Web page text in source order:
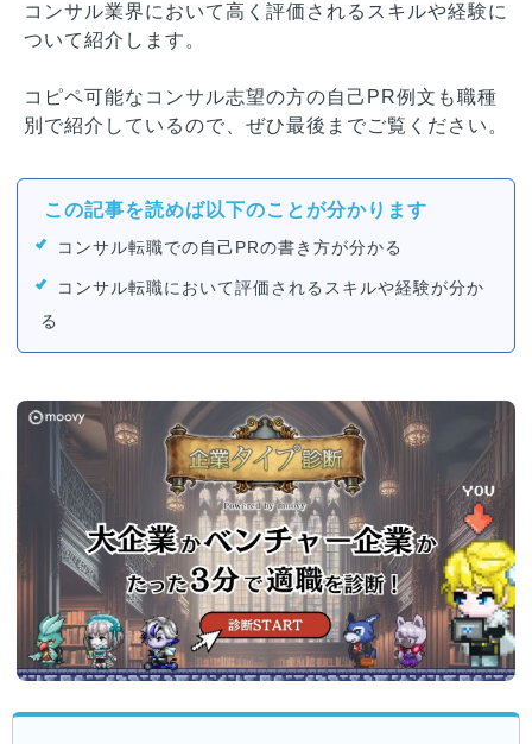
コンサル業界において高く評価されるスキルや経験に
ついて紹介します。
コピペ可能なコンサル志望の方の自己PR例文も職種
別で紹介しているので、ぜひ最後までご覧ください。
この記事を読めば以下のことが分かります
コンサル転職での自己PRの書き方が分かる
コンサル転職において評価されるスキルや経験が分か
る